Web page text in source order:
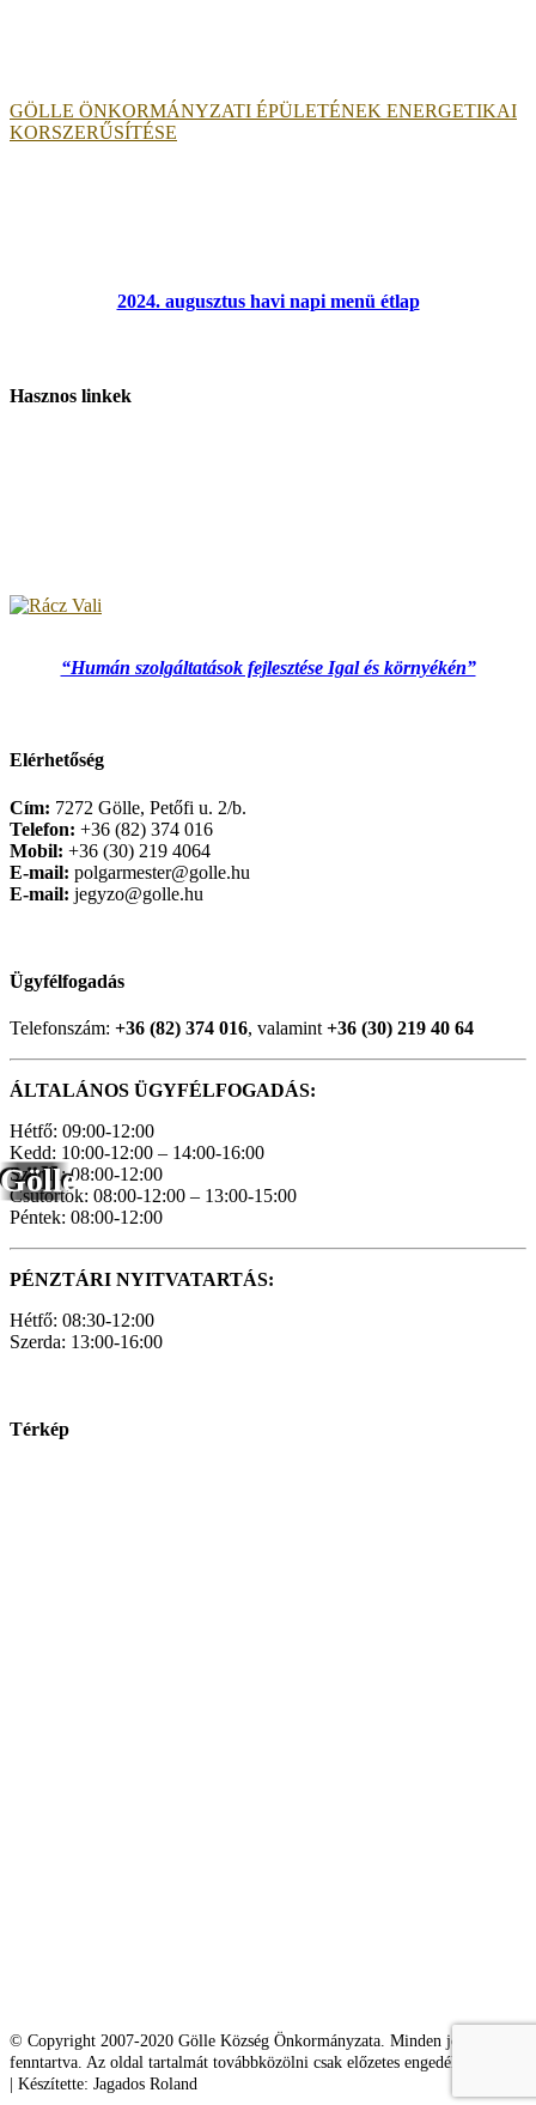
Gölle
GÖLLE ÖNKORMÁNYZATI ÉPÜLETÉNEK ENERGETIKAI
KORSZERŰSÍTÉSE
2024. augusztus havi napi menü étlap
Hasznos linkek
“Humán szolgáltatások fejlesztése Igal és környékén”
Elérhetőség
Cím: 7272 Gölle, Petőfi u. 2/b.
Telefon: +36 (82) 374 016
Mobil: +36 (30) 219 4064
E-mail: polgarmester@golle.hu
E-mail: jegyzo@golle.hu
Ügyfélfogadás
Telefonszám: +36 (82) 374 016, valamint +36 (30) 219 40 64
ÁLTALÁNOS ÜGYFÉLFOGADÁS:
Hétfő: 09:00-12:00
Kedd: 10:00-12:00 – 14:00-16:00
Szerda: 08:00-12:00
Csütörtök: 08:00-12:00 – 13:00-15:00
Péntek: 08:00-12:00
PÉNZTÁRI NYITVATARTÁS:
Hétfő: 08:30-12:00
Szerda: 13:00-16:00
Térkép
© Copyright 2007-2020 Gölle Község Önkormányzata. Minden jog
fenntartva. Az oldal tartalmát továbbközölni csak előzetes engedéllyel lehet.
| Készítette: Jagados Roland